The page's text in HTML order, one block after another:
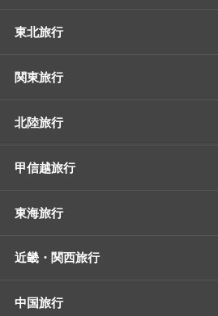
東北旅行
関東旅行
北陸旅行
甲信越旅行
東海旅行
近畿・関西旅行
中国旅行